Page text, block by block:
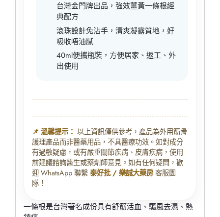
台灣金門牌出品，強效薑黃一條根經
典配方
滾珠設計免沾手，清爽凝露質地，好
吸收唔油膩
40ml便攜瓶裝，方便居家、返工、外
出使用
📌 溫馨提示： 以上資訊僅供參考，產品為外用筋骨
護理產品而非醫藥用品，不具醫療功效。如對成分
有過敏疑慮，或有嚴重關節疾病、皮膚疾病，使用
前建議諮詢醫生或藥劑師意見。如有任何疑問，歡
迎 WhatsApp 聯繫 泰好批 / 樂誠大藥房客服團
隊！
一條根是台灣著名成份具有舒筋活血、驅風去濕、熱